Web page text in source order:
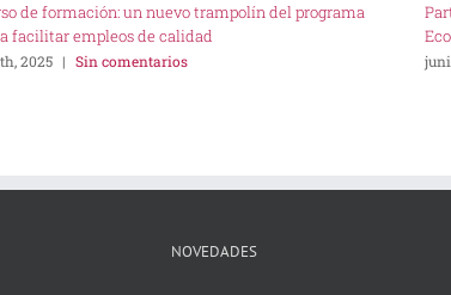
de formación: un nuevo trampolín del programa
facilitar empleos de calidad
2025 | Sin comentarios
NOVEDADES